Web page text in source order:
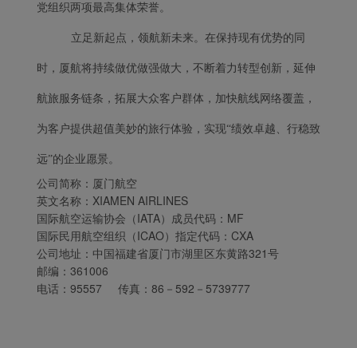
党组织两项最高集体荣誉。
立足新起点，领航新未来。在保持现有优势的同
时，厦航将持续做优做强做大，不断着力转型创新，延伸
航旅服务链条，拓展大众客户群体，加快航线网络覆盖，
为客户提供超值美妙的旅行体验，实现“绩效卓越、行稳致
远”的企业愿景。
公司简称：厦门航空
英文名称：XIAMEN AIRLINES
国际航空运输协会（IATA）成员代码：MF
国际民用航空组织（ICAO）指定代码：CXA
公司地址：中国福建省厦门市湖里区东黄路321号
邮编：361006
电话：95557 传真：86－592－5739777